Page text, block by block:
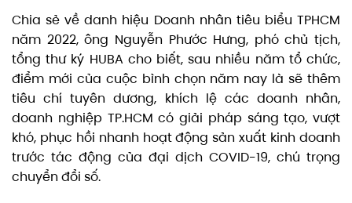
Chia sẻ về danh hiệu Doanh nhân tiêu biểu TPHCM
năm 2022, ông Nguyễn Phước Hưng, phó chủ tịch,
tổng thư ký HUBA cho biết, sau nhiều năm tổ chức,
điểm mới của cuộc bình chọn năm nay là sẽ thêm
tiêu chí tuyên dương, khích lệ các doanh nhân,
doanh nghiệp TP.HCM có giải pháp sáng tạo, vượt
khó, phục hồi nhanh hoạt động sản xuất kinh doanh
trước tác động của đại dịch COVID-19, chú trọng
chuyển đổi số.